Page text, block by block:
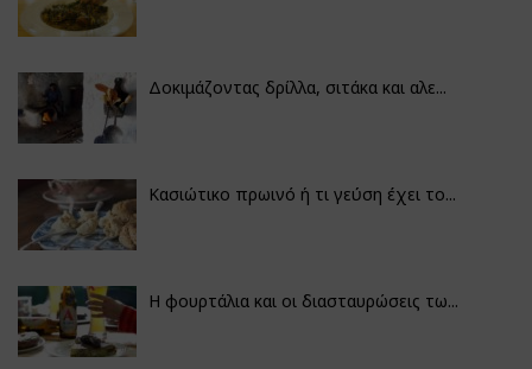
Δοκιμάζοντας δρίλλα, σιτάκα και αλε...
Κασιώτικο πρωινό ή τι γεύση έχει το...
Η φουρτάλια και οι διασταυρώσεις τω...